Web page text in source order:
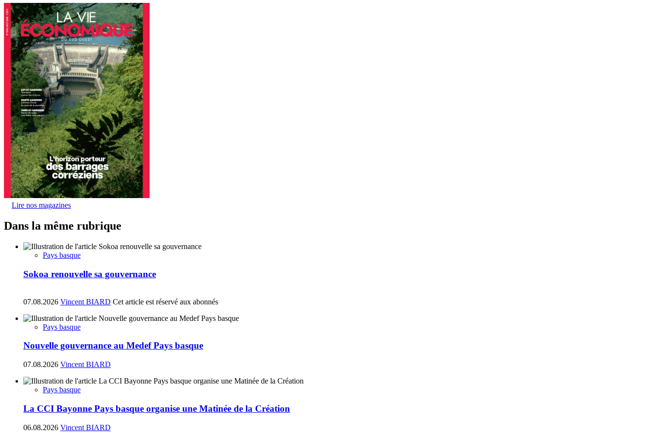
Lire nos magazines
Dans la même rubrique
Pays basque
Sokoa renouvelle sa gouvernance
07.08.2026 Vincent BIARD Cet article est réservé aux abonnés
Pays basque
Nouvelle gouvernance au Medef Pays basque
07.08.2026 Vincent BIARD
Pays basque
La CCI Bayonne Pays basque organise une Matinée de la Création
06.08.2026 Vincent BIARD